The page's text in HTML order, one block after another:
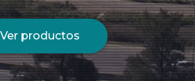
Ver productos